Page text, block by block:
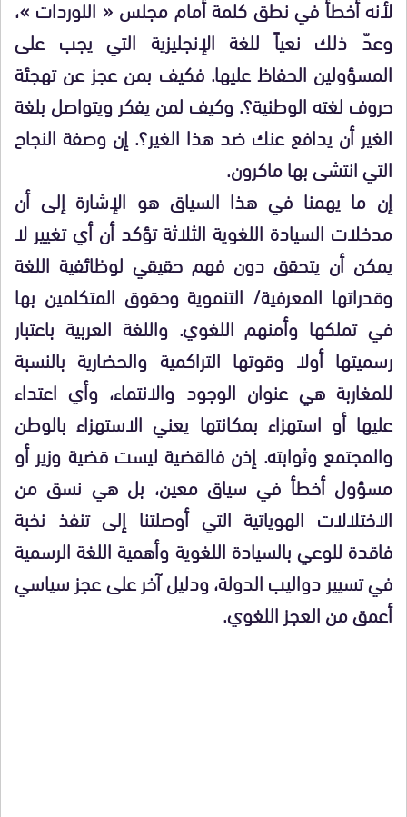
لأنه أخطأ في نطق كلمة أمام مجلس « اللوردات »،
وعدّ ذلك نعياً للغة الإنجليزية التي يجب على
المسؤولين الحفاظ عليها. فكيف بمن عجز عن تهجئة
حروف لغته الوطنية؟. وكيف لمن يفكر ويتواصل بلغة
الغير أن يدافع عنك ضد هذا الغير؟. إن وصفة النجاح
التي انتشى بها ماكرون.
إن ما يهمنا في هذا السياق هو الإشارة إلى أن
مدخلات السيادة اللغوية الثلاثة تؤكد أن أي تغيير لا
يمكن أن يتحقق دون فهم حقيقي لوظائفية اللغة
وقدراتها المعرفية/ التنموية وحقوق المتكلمين بها
في تملكها وأمنهم اللغوي. واللغة العربية باعتبار
رسميتها أولا وقوتها التراكمية والحضارية بالنسبة
للمغاربة هي عنوان الوجود والانتماء، وأي اعتداء
عليها أو استهزاء بمكانتها يعني الاستهزاء بالوطن
والمجتمع وثوابته. إذن فالقضية ليست قضية وزير أو
مسؤول أخطأ في سياق معين، بل هي نسق من
الاختلالات الهوياتية التي أوصلتنا إلى تنفذ نخبة
فاقدة للوعي بالسيادة اللغوية وأهمية اللغة الرسمية
في تسيير دواليب الدولة، ودليل آخر على عجز سياسي
أعمق من العجز اللغوي.